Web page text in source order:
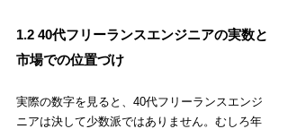
1.2 40代フリーランスエンジニアの実数と
市場での位置づけ
実際の数字を見ると、40代フリーランスエンジ
ニアは決して少数派ではありません。むしろ年